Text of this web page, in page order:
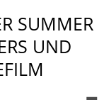
SUMMER
UND